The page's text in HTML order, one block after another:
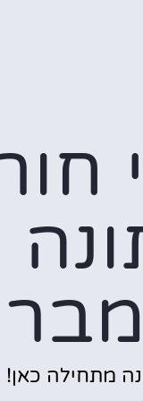
מתחילה כאן!